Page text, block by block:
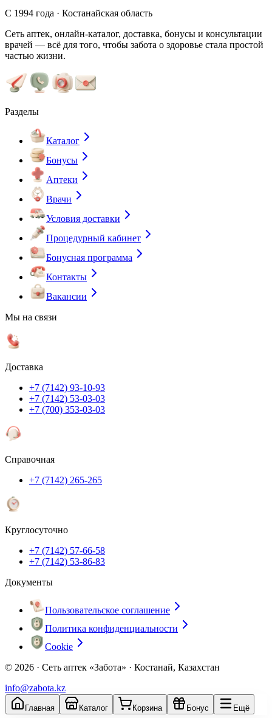
С 1994 года · Костанайская область
Сеть аптек, онлайн-каталог, доставка, бонусы и консультации
врачей — всё для того, чтобы забота о здоровье стала простой
частью жизни.
Разделы
Каталог
Бонусы
Аптеки
Врачи
Условия доставки
Процедурный кабинет
Бонусная программа
Контакты
Вакансии
Мы на связи
Доставка
+7 (7142) 93-10-93
+7 (7142) 53-03-03
+7 (700) 353-03-03
Справочная
+7 (7142) 265-265
Круглосуточно
+7 (7142) 57-66-58
+7 (7142) 53-86-83
Документы
Пользовательское соглашение
Политика конфиденциальности
Cookie
© 2026 · Сеть аптек «Забота» · Костанай, Казахстан
info@zabota.kz
Главная Каталог Корзина Бонус Ещё